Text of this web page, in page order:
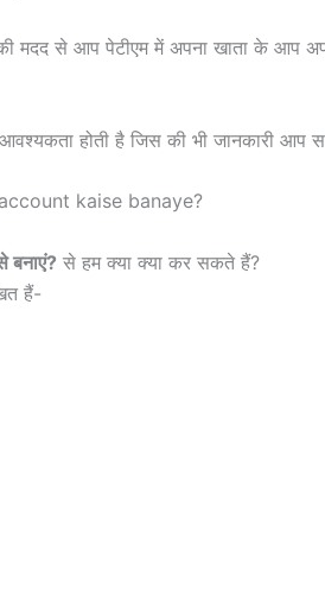
मदद से आप पेटीएम में अपना खाता के आप
होती है जिस की भी जानकारी आप
से हम क्या क्या कर सकते हैं?
हैं-